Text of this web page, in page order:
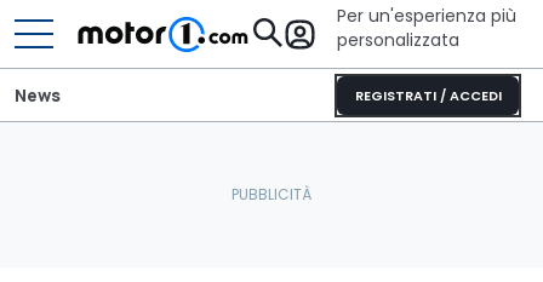
Per un'esperienza più
personalizzata
REGISTRATI / ACCEDI
News